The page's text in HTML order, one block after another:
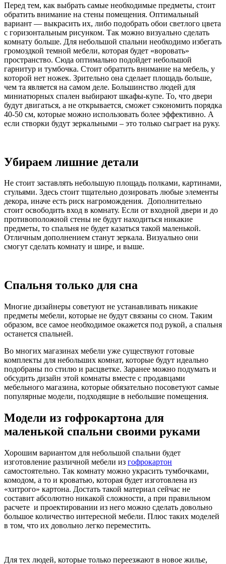
Перед тем, как выбрать самые необходимые предметы, стоит
обратить внимание на стены помещения. Оптимальный
вариант — выкрасить их, либо подобрать обои светлого цвета
с горизонтальным рисунком. Так можно визуально сделать
комнату больше. Для небольшой спальни необходимо избегать
громоздкой темной мебели, которая будет «воровать»
пространство. Сюда оптимально подойдет небольшой
гарнитур и тумбочка. Стоит обратить внимание на мебель, у
которой нет ножек. Зрительно она сделает площадь больше,
чем та является на самом деле. Большинство людей для
миниатюрных спален выбирают шкафы-купе. То, что двери
будут двигаться, а не открывается, сможет сэкономить порядка
40-50 см, которые можно использовать более эффективно. А
если створки будут зеркальными – это только сыграет на руку.
Убираем лишние детали
Не стоит заставлять небольшую площадь полками, картинами,
стульями. Здесь стоит тщательно дозировать любые элементы
декора, иначе есть риск нагромождения. Дополнительно
стоит освободить вход в комнату. Если от входной двери и до
противоположной стены не будут находиться никакие
предметы, то спальня не будет казаться такой маленькой.
Отличным дополнением станут зеркала. Визуально они
смогут сделать комнату и шире, и выше.
Спальня только для сна
Многие дизайнеры советуют не устанавливать никакие
предметы мебели, которые не будут связаны со сном. Таким
образом, все самое необходимое окажется под рукой, а спальня
останется спальней.
Во многих магазинах мебели уже существуют готовые
комплекты для небольших комнат, которые будут идеально
подобраны по стилю и расцветке. Заранее можно подумать и
обсудить дизайн этой комнаты вместе с продавцами
мебельного магазина, которые обязательно посоветуют самые
популярные модели, подходящие в небольшие помещения.
Модели из гофрокартона для
маленькой спальни своими руками
Хорошим вариантом для небольшой спальни будет
изготовление различной мебели из гофрокартон
самостоятельно. Так комнату можно украсить тумбочками,
комодом, а то и кроватью, которая будет изготовлена из
«хитрого» картона. Достать такой материал сейчас не
составит абсолютно никакой сложности, а при правильном
расчете и проектировании из него можно сделать довольно
большое количество интересной мебели. Плюс таких моделей
в том, что их довольно легко переместить.
Для тех людей, которые только переезжают в новое жилье,